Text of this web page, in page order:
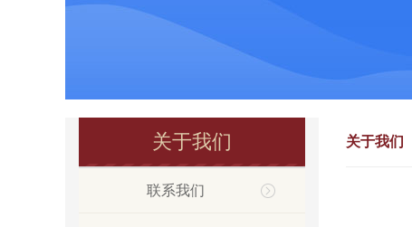
关于我们
联系我们
关于我们